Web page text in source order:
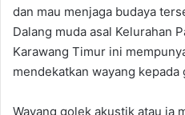
dan mau menjaga budaya
Dalang muda asal Kelurahan
Karawang Timur ini
mendekatkan wayang kepada
Wayang golek akustik atau ia